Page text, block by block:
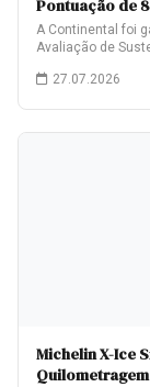
Pontuação de
A Continental foi
Avaliação de
27.07.2026
Michelin X-Ice